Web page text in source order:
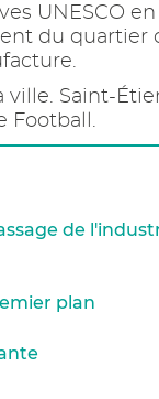
UNESCO
du quartier
ville. Saint-
Football.
de
plan